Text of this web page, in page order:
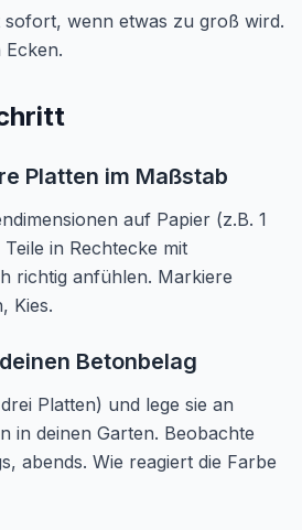
sofort, wenn etwas zu groß wird.
Ecken.
Platten im Maßstab
auf Papier (z.B. 1
in Rechtecke mit
richtig anfühlen. Markiere
Kies.
Betonbelag
Platten) und lege sie an
in deinen Garten. Beobachte
abends. Wie reagiert die Farbe